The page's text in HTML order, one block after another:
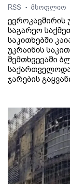
RSS
• მსოფლიო
ევროკავშირის
საგარეო
საკითხებში
უკრაინის
შემთხვევაში
ჯარების